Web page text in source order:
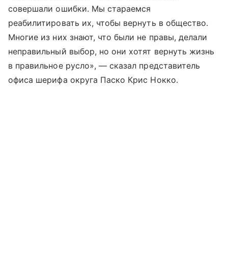
совершали ошибки. Мы стараемся
реабилитировать их, чтобы вернуть в общество.
Многие из них знают, что были не правы, делали
неправильный выбор, но они хотят вернуть жизнь
в правильное русло», — сказал представитель
офиса шерифа округа Паско Крис Нокко.